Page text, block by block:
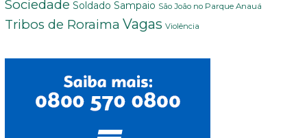
Sociedade Soldado Sampaio São João no Parque Anauá
Tribos de Roraima Vagas Violência